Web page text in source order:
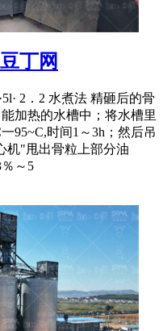
丁网
2．2 水煮法 精砸后的骨
加热的水槽中；将水槽里
95~C,时间1～3h；然后吊
机"甩出骨粒上部分油
～5